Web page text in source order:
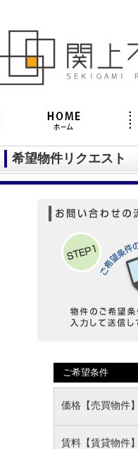
希望物件リクエスト
ご希望条件
価格【売買物件】
賃料【賃貸物件】